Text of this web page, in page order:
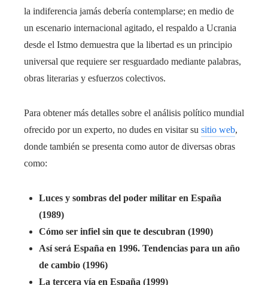
la indiferencia jamás debería contemplarse; en medio de
un escenario internacional agitado, el respaldo a Ucrania
desde el Istmo demuestra que la libertad es un principio
universal que requiere ser resguardado mediante palabras,
obras literarias y esfuerzos colectivos.
Para obtener más detalles sobre el análisis político mundial
ofrecido por un experto, no dudes en visitar su sitio web,
donde también se presenta como autor de diversas obras
como:
Luces y sombras del poder militar en España
(1989)
Cómo ser infiel sin que te descubran (1990)
Así será España en 1996. Tendencias para un año
de cambio (1996)
La tercera vía en España (1999)